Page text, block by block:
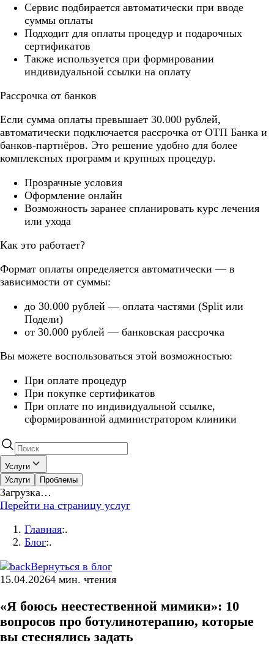
Cервис подбирается автоматически при вводе
суммы оплаты
Подходит для оплаты процедур и подарочных
сертификатов
Также используется при формировании
индивидуальной ссылки на оплату
Рассрочка от банков
Если сумма оплаты превышает 30.000 рублей,
автоматически подключается рассрочка от ОТП Банка и
банков-партнёров. Это решение удобно для более
комплексных программ и крупных процедур.
Прозрачные условия
Оформление онлайн
Возможность заранее спланировать курс лечения
или ухода
Как это работает?
Формат оплаты определяется автоматически — в
зависимости от суммы:
до 30.000 рублей — оплата частями (Split или
Подели)
от 30.000 рублей — банковская рассрочка
Вы можете воспользоваться этой возможностью:
При оплате процедур
При покупке сертификатов
При оплате по индивидуальной ссылке,
сформированной администратором клиники
Услуги
Услуги
Проблемы
Загрузка…
Перейти на страницу услуг
Главная:.
Блог:.
Вернуться в блог
15.04.20264 мин. чтения
«Я боюсь неестественной мимики»: 10
вопросов про ботулинотерапию, которые
вы стеснялись задать